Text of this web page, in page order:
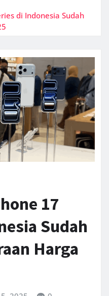
di Indonesia Sudah
17
Sudah
Harga